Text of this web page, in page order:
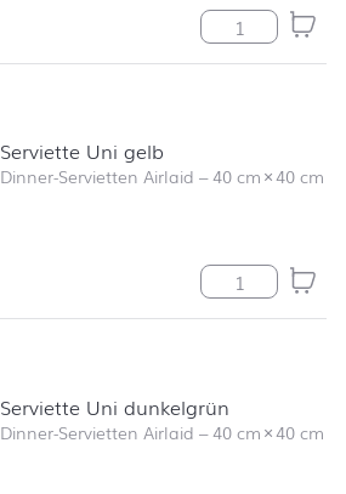
Serviette Uni
Serviette Uni gelb
Dinner-Servietten Airlaid –40 cm×40 cm
Serviette Uni
Serviette Uni dunkelgrün
Dinner-Servietten Airlaid –40 cm×40 cm